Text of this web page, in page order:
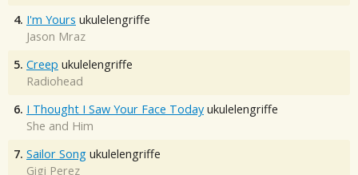
4. I'm Yours ukulelengriffe
Jason Mraz
5. Creep ukulelengriffe
Radiohead
6. I Thought I Saw Your Face Today ukulelengriffe
She and Him
7. Sailor Song ukulelengriffe
Gigi Perez